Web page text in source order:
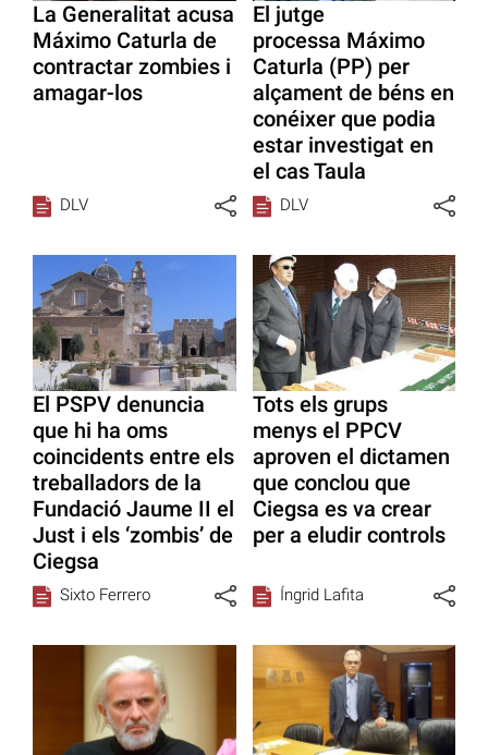
La Generalitat acusa
Máximo Caturla de
contractar zombies i
amagar-los
DLV
El jutge
processa Máximo
Caturla (PP) per
alçament de béns en
conéixer que podia
estar investigat en
el cas Taula
DLV
El PSPV denuncia
que hi ha oms
coincidents entre els
treballadors de la
Fundació Jaume II el
Just i els ‘zombis’ de
Ciegsa
Sixto Ferrero
Tots els grups
menys el PPCV
aproven el dictamen
que conclou que
Ciegsa es va crear
per a eludir controls
Íngrid Lafita